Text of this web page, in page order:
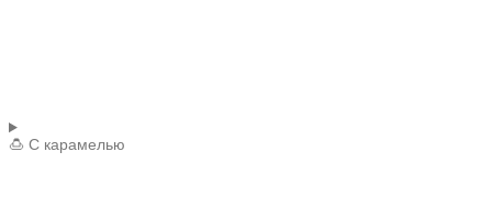
🍮 С карамелью